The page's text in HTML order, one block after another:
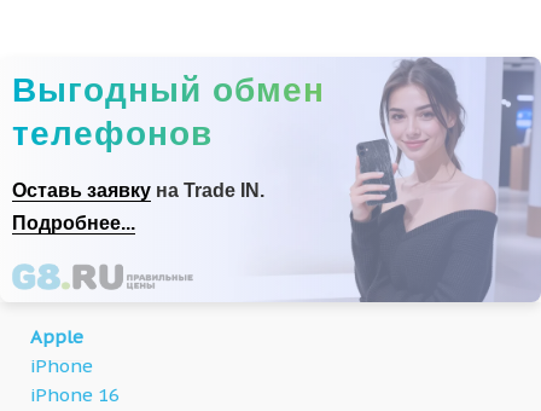
Выгодный обмен
телефонов
Оставь заявку на Trade IN.
Подробнее...
Apple
iPhone
iPhone 16